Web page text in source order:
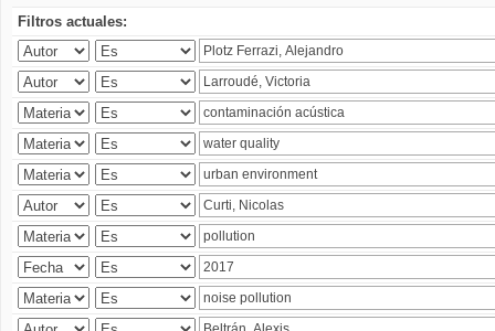
Filtros actuales: